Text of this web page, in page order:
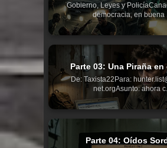
Gobierno, Leyes y
democracia, en buena
Parte 03: Una Piraña en
De: Taxista22Para:
net.orgAsunto: ahora c...
Parte 04: Oídos